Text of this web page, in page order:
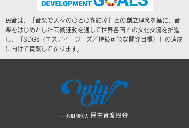
民音は、「音楽で人々の心と心を結ぶ」との創立理念を基に、音
楽をはじめとした芸術運動を通して世界各国との文化交流を推進
し、「SDGs（エスディージーズ／持続可能な開発目標）」の達成
に向けて貢献して参ります。